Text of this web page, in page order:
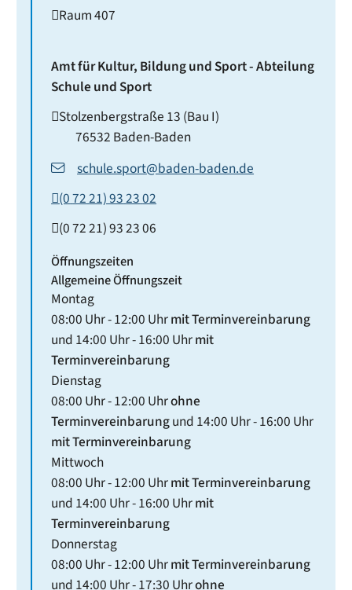
Raum407
Amt für Kultur, Bildung und Sport - Abteilung
Schule und Sport
Stolzenbergstraße 13 (Bau I)
76532 Baden-Baden
schule.sport@baden-baden.de
(07221) 932302
(07221) 932306
Öffnungszeiten
Allgemeine Öffnungszeit
Montag
08:00 Uhr-12:00 Uhrmit Terminvereinbarung
und 14:00 Uhr-16:00 Uhrmit
Terminvereinbarung
Dienstag
08:00 Uhr-12:00 Uhrohne
Terminvereinbarungund 14:00 Uhr-16:00 Uhr
mit Terminvereinbarung
Mittwoch
08:00 Uhr-12:00 Uhrmit Terminvereinbarung
und 14:00 Uhr-16:00 Uhrmit
Terminvereinbarung
Donnerstag
08:00 Uhr-12:00 Uhrmit Terminvereinbarung
und 14:00 Uhr-17:30 Uhrohne